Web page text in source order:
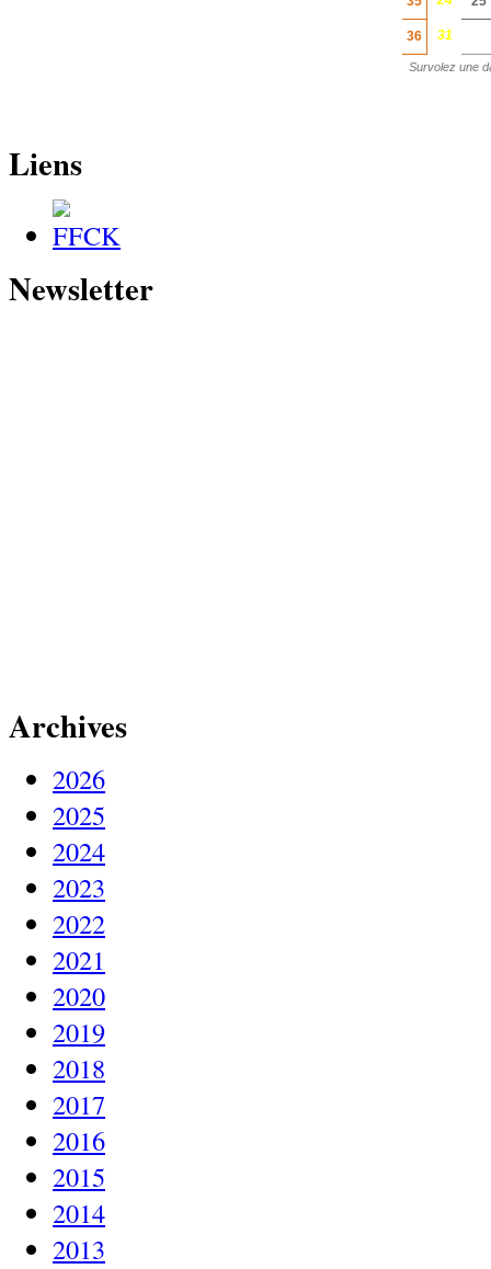
36 31
Survolez une
Liens
Newsletter
Archives
2026
2025
2024
2023
2022
2021
2020
2019
2018
2017
2016
2015
2014
2013